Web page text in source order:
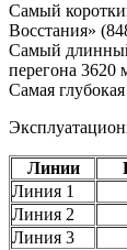
Самый
Восстания»
Самый
перегона 3620
Самая
Линии
Линия 1
Линия 2
Линия 3